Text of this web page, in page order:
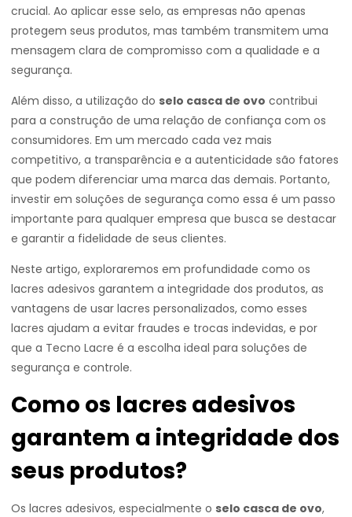
crucial. Ao aplicar esse selo, as empresas não apenas
protegem seus produtos, mas também transmitem uma
mensagem clara de compromisso com a qualidade e a
segurança.
Além disso, a utilização do selo casca de ovo contribui
para a construção de uma relação de confiança com os
consumidores. Em um mercado cada vez mais
competitivo, a transparência e a autenticidade são fatores
que podem diferenciar uma marca das demais. Portanto,
investir em soluções de segurança como essa é um passo
importante para qualquer empresa que busca se destacar
e garantir a fidelidade de seus clientes.
Neste artigo, exploraremos em profundidade como os
lacres adesivos garantem a integridade dos produtos, as
vantagens de usar lacres personalizados, como esses
lacres ajudam a evitar fraudes e trocas indevidas, e por
que a Tecno Lacre é a escolha ideal para soluções de
segurança e controle.
Como os lacres adesivos
garantem a integridade dos
seus produtos?
Os lacres adesivos, especialmente o selo casca de ovo,